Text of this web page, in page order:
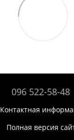
096 522-58-48
Контактная
Полная версия